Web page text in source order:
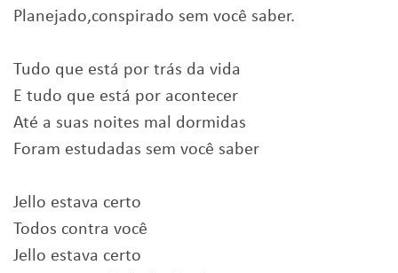
Planejado,conspirado sem você saber.
Tudo que está por trás da vida
E tudo que está por acontecer
Até a suas noites mal dormidas
Foram estudadas sem você saber
Jello estava certo
Todos contra você
Jello estava certo